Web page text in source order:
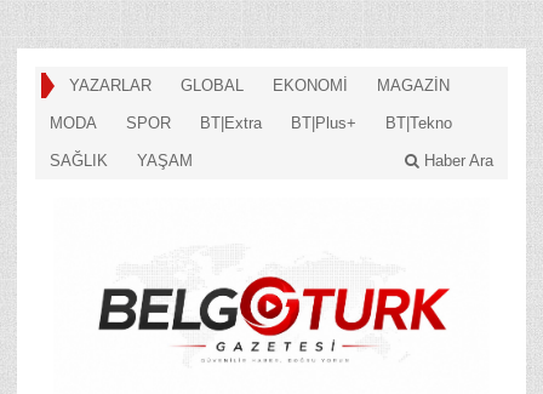
YAZARLAR GLOBAL EKONOMİ MAGAZİN
MODA SPOR BT|Extra BT|Plus+ BT|Tekno
SAĞLIK YAŞAM Haber Ara